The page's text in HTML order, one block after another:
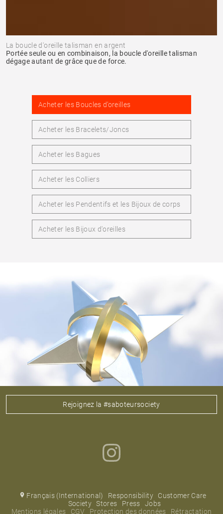
La boucle d'oreille talisman en argent
Portée seule ou en combinaison, la boucle d'oreille talisman
dégage autant de grâce que de force.
Acheter les Boucles d’oreilles
Acheter les Bracelets/Joncs
Acheter les Bagues
Acheter les Colliers
Acheter les Pendentifs et les Bijoux de corps
Acheter les Bijoux d'oreilles
Rejoignez la #saboteursociety
Français (International) Responsibility
Customer Care
Society Stores Press
Jobs
Mentions légales
CGV Protection des données Rétractation